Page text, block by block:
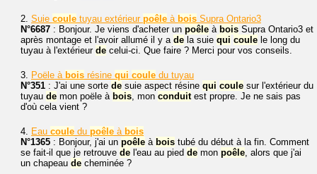
2. Suie coule tuyau extérieur poêle à bois Supra Ontario3
N°6687 : Bonjour. Je viens d'acheter un poêle à bois Supra Ontario3 et
après montage et l'avoir allumé il y a de la suie qui coule le long du
tuyau à l'extérieur de celui-ci. Que faire ? Merci pour vos conseils.
3. Poële à bois résine qui coule du tuyau
N°351 : J'ai une sorte de suie aspect résine qui coule sur l'extérieur du
tuyau de mon poële à bois, mon conduitest propre. Je ne sais pas
d'où cela vient ?
4. Eau coule du poêle à bois
N°1365 : Bonjour, j'ai un poêle à bois tubé du début à la fin. Comment
se fait-il que je retrouve de l'eau au pied de mon poêle, alors que j'ai
un chapeau de cheminée ?